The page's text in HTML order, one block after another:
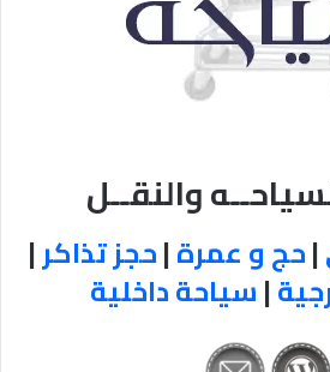
والنقــل
|حج و عمرة|حجز تذاكر|
|سياحة داخلية